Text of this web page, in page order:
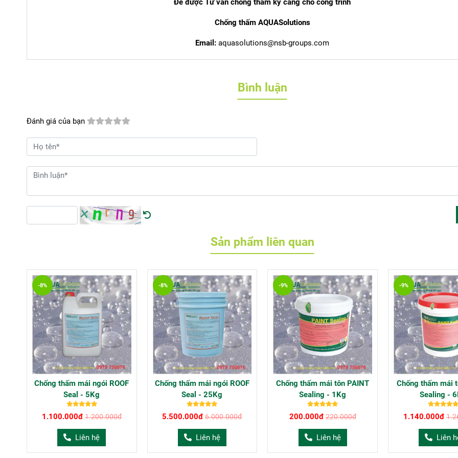
Để được Tư vấn chống thấm kỹ càng cho công trình
Chống thấm AQUASolutions
Email:aquasolutions@nsb-groups.com
Bình luận
Đánh giá của bạn
Sản phẩm liên quan
Chống thấm mái ngói ROOF
Seal - 5Kg
1.100.000đ 1.200.000đ
-8%
Liên hệ
Chống thấm mái ngói ROOF
Seal - 25Kg
5.500.000đ 6.000.000đ
-8%
Liên hệ
Chống thấm mái tôn PAINT
Sealing - 1Kg
200.000đ 220.000đ
-9%
Liên hệ
Chống thấm mái
Sealing -
1.140.000đ
-9%
Liên